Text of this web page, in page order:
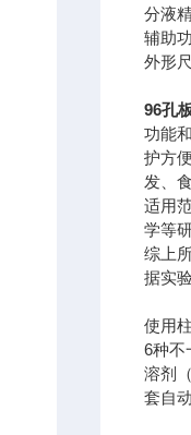
分液
辅助
外形
96孔
功能
护方
发、
适用
学等
综上
据实
使用
6种不
溶剂
套自